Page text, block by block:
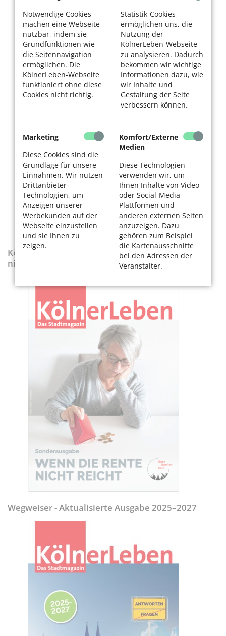
Notwendige Cookies
machen eine Webseite
nutzbar, indem sie
Grundfunktionen wie
die Seitennavigation
ermöglichen. Die
KölnerLeben-Webseite
funktioniert ohne diese
Cookies nicht richtig.
Statistik-Cookies
ermöglichen uns, die
Nutzung der
KölnerLeben-Webseite
zu analysieren. Dadurch
bekommen wir wichtige
Informationen dazu, wie
wir Inhalte und
Gestaltung der Seite
verbessern können.
Marketing
Diese Cookies sind die
Grundlage für unsere
Einnahmen. Wir nutzen
Drittanbieter-
Technologien, um
Anzeigen unserer
Werbekunden auf der
Webseite einzustellen
und sie Ihnen zu
zeigen.
Komfort/Externe
Medien
Diese Technologien
verwenden wir, um
Ihnen Inhalte von Video-
oder Social-Media-
Plattformen und
anderen externen Seiten
anzuzeigen. Dazu
gehören zum Beispiel
die Kartenausschnitte
bei den Adressen der
Veranstalter.
KölnerLeben-Sonderausgabe „Wenn die Rente
nicht reicht“
Wegweiser - Aktualisierte Ausgabe 2025–2027